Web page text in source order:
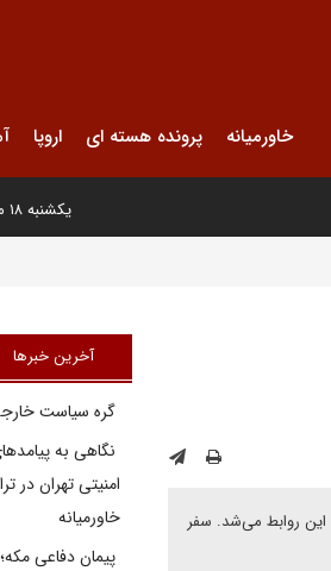
خاورمیانه پرونده هسته ای اروپا
یکشنبه ۱۸ مرداد ۱۴۰۵
روابط می‌شد. سفر
آخرین خبرها
گره سیاست
نگاهی به
امنیتی تهران در
خاورمیانه
پیمان دفاعی